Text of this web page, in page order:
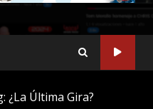
¿La Última Gira?